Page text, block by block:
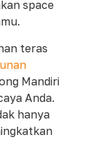
space
teras
Mandiri
Anda.
hanya